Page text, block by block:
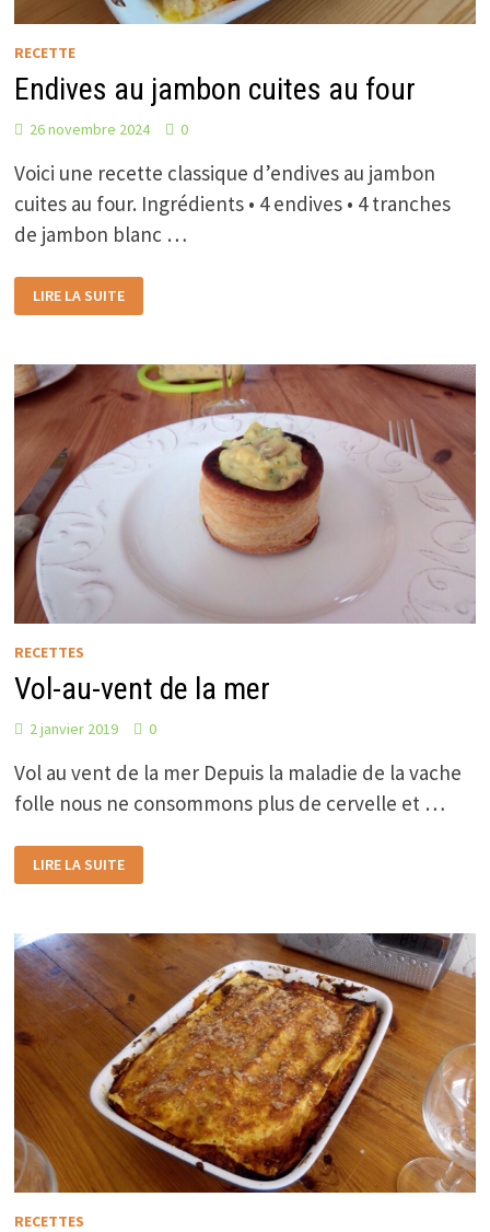
RECETTE
Endives au jambon cuites au four
26 novembre 2024 0
Voici une recette classique d’endives au jambon
cuites au four. Ingrédients • 4 endives • 4 tranches
de jambon blanc …
AU
JAMBON
FOUR
LIRE LA SUITE
RECETTES
Vol-au-vent de la mer
2 janvier 2019 0
Vol au vent de la mer Depuis la maladie de la vache
folle nous ne consommons plus de cervelle et …
AU-
VENT
MER
LIRE LA SUITE
RECETTES